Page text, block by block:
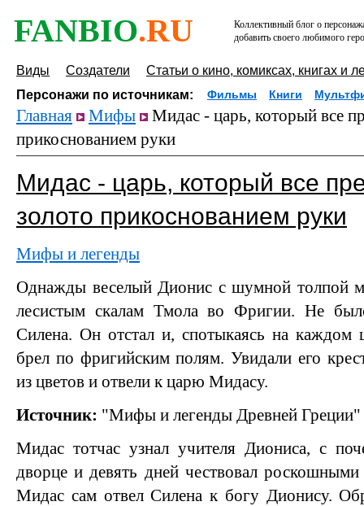
FANBIO.RU
Коллективный блог о
добавить своего любимого
Виды Создатели
Статьи о кино, комиксах, книгах и
Персонажи по источникам:
Фильмы Книги
Главная Мифы
Мидас - царь, который все
прикоснованием руки
Мидас - царь, который все
золото прикоснованием руки
Мифы и легенды
Однажды веселый Дионис с шумной толпой
лесистым скалам Тмола во Фригии. Не
Силена. Он отстал и, спотыкаясь на каждом
брел по фригийским полям. Увидали его
из цветов и отвели к царю Мидасу.
Источник: "Мифы и легенды Древней
Мидас тотчас узнал учителя Диониса, с
дворце и девять дней чествовал
Мидас сам отвел Силена к богу Дионису.